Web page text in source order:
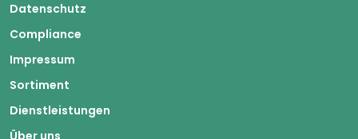
Datenschutz
Compliance
Impressum
Sortiment
Dienstleistungen
Über uns